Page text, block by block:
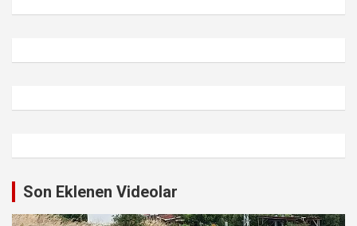
Son Eklenen Videolar